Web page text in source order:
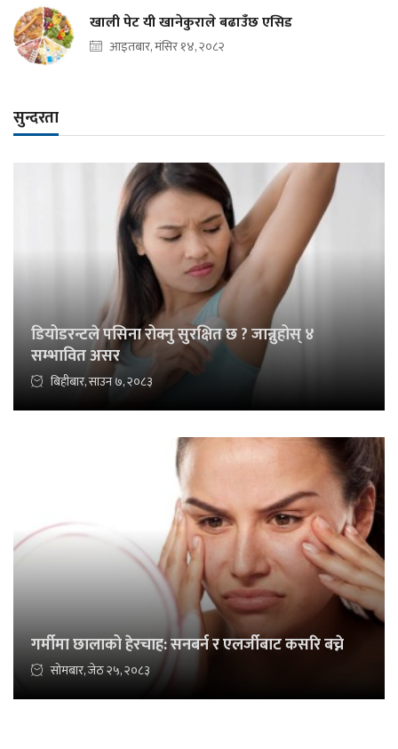
खाली पेट यी खानेकुराले बढाउँछ एसिड
आइतबार, मंसिर १४, २०८२
सुन्दरता
डियोडरन्टले पसिना रोक्नु सुरक्षित छ ? जान्नुहोस् ४
सम्भावित असर
बिहीबार, साउन ७, २०८३
गर्मीमा छालाको हेरचाह: सनबर्न र एलर्जीबाट कसरि बच्ने
सोमबार, जेठ २५, २०८३